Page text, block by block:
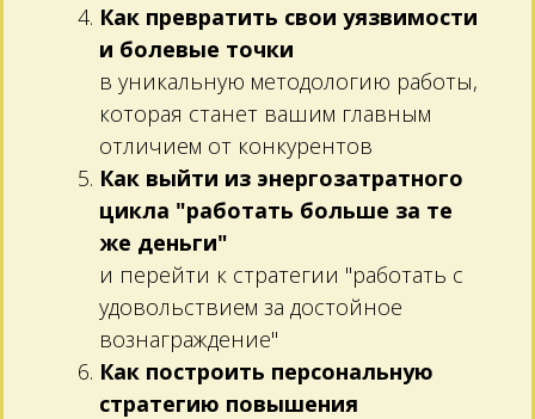
Как превратить свои уязвимости
и болевые точки
в уникальную методологию работы,
которая станет вашим главным
отличием от конкурентов
Как выйти из энергозатратного
цикла "работать больше за те
же деньги"
и перейти к стратегии "работать с
удовольствием за достойное
вознаграждение"
Как построить персональную
стратегию повышения